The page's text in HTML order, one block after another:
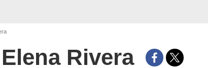
Elena Rivera